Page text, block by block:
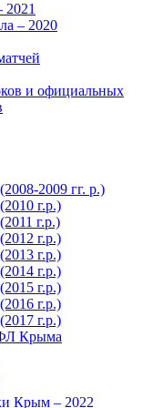
2021
– 2020
и официальных
2009 гг. р.)
г.р.)
г.р.)
г.р.)
г.р.)
г.р.)
г.р.)
г.р.)
г.р.)
Крыма
Крым – 2022